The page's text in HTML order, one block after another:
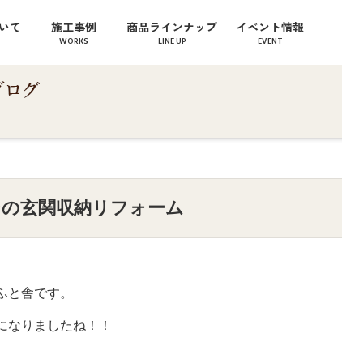
て 施工事例
WORKS
商品ラインナップ
LINE UP
イベント情報
EVENT
玄関収納リフォーム
と舎です。
なりましたね！！